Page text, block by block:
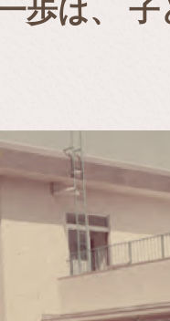
歩は、 子